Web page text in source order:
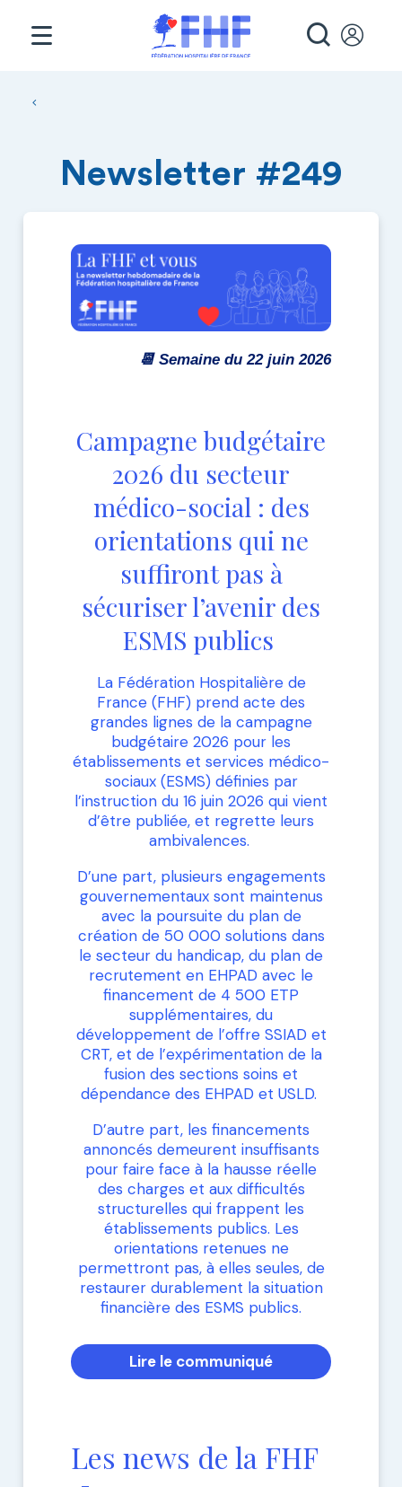
Fil d'Ariane
Newsletter #249
Panneau de gestion des cookies